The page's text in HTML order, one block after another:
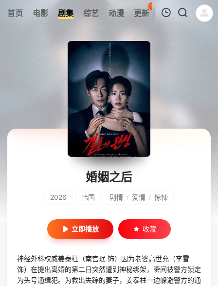
首页 电影 剧集 综艺 动漫 更新
30
热榜 APP
暂无观看影片的记录
婚姻之后
2026 韩国 剧情 / 爱情 / 惊悚
立即播放 收藏
神经外科权威姜泰柱（南宫珉 饰）因为老婆高世允（李雪
饰）在提出离婚的第二日突然遭到神秘绑架，瞬间被警方锁定
为头号通缉犯。为救出失踪的妻子，姜泰柱一边躲避警方的通